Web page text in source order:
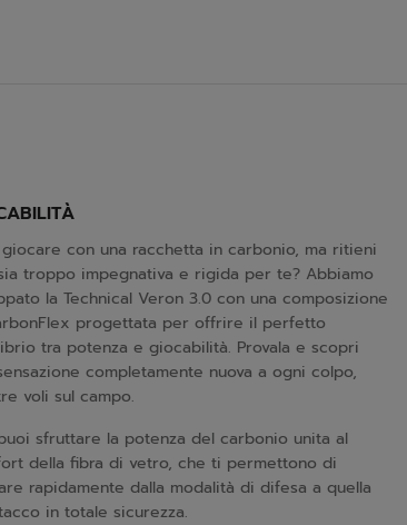
con una racchetta in carbonio, ma ritieni
troppo impegnativa e rigida per te? Abbiamo
la Technical Veron 3.0 con una composizione
progettata per offrire il perfetto
tra potenza e giocabilità. Provala e scopri
completamente nuova a ogni colpo,
voli sul campo.
sfruttare la potenza del carbonio unita al
della fibra di vetro, che ti permettono di
rapidamente dalla modalità di difesa a quella
in totale sicurezza.